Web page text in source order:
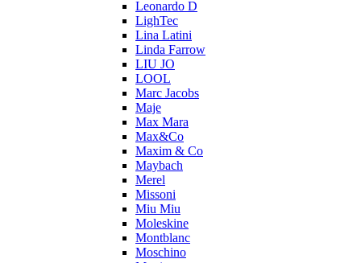
Leonardo D
LighTec
Lina Latini
Linda Farrow
LIU JO
LOOL
Marc Jacobs
Maje
Max Mara
Max&Co
Maxim & Co
Maybach
Merel
Missoni
Miu Miu
Moleskine
Montblanc
Moschino